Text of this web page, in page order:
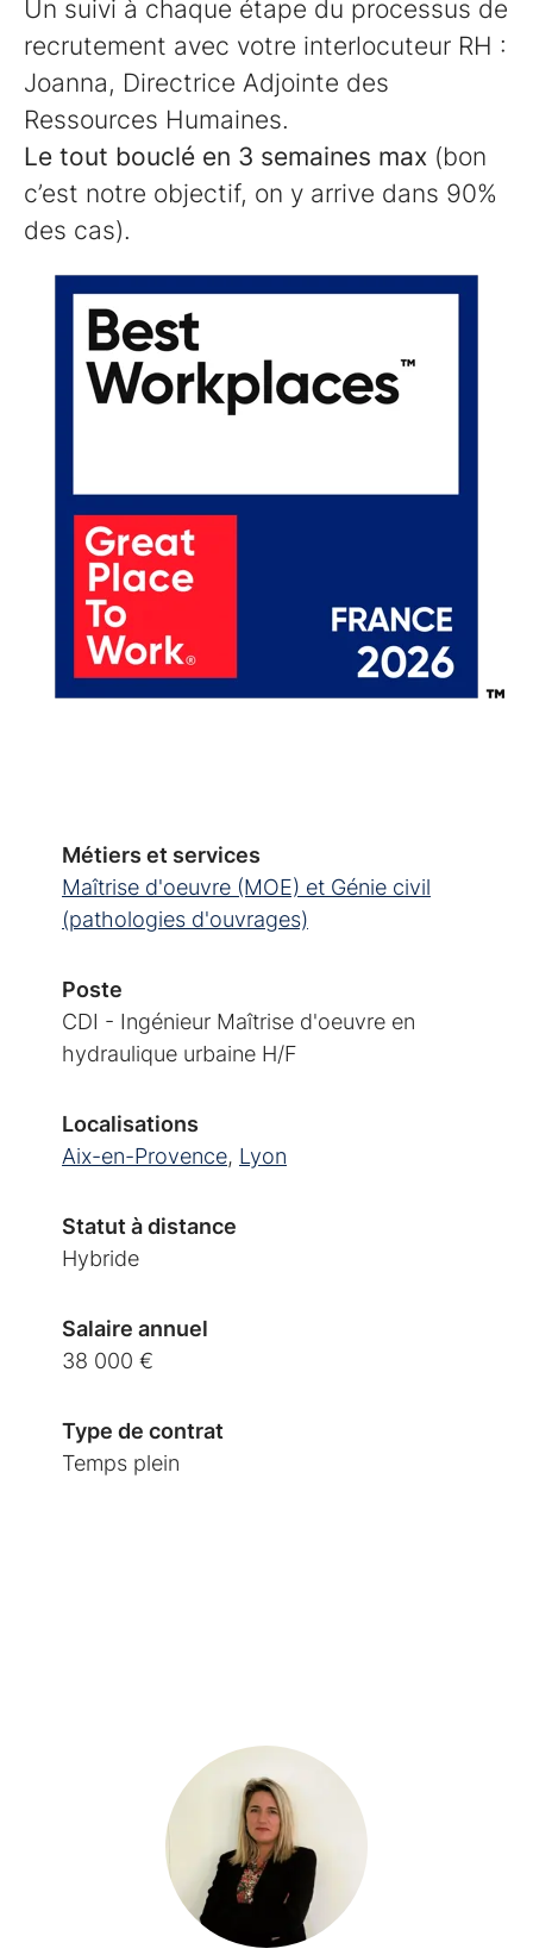
Un suivi à chaque étape du processus de
recrutement avec votre interlocuteur RH :
Joanna, Directrice Adjointe des
Ressources Humaines.
Le tout bouclé en 3 semaines max (bon
c’est notre objectif, on y arrive dans 90%
des cas).
Métiers et services
Maîtrise d'oeuvre (MOE) et Génie civil
(pathologies d'ouvrages)
Poste
CDI - Ingénieur Maîtrise d'oeuvre en
hydraulique urbaine H/F
Localisations
Aix-en-Provence, Lyon
Statut à distance
Hybride
Salaire annuel
38 000 €
Type de contrat
Temps plein